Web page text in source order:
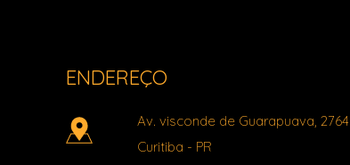
ENDEREÇO
Av. visconde de Guarapuava, 2764
Curitiba - PR